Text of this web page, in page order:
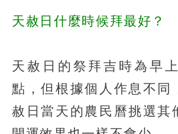
天赦日什麼時候拜最好？
天赦日的祭拜吉時為早
點，但根據個人作息不同
赦日當天的農民曆挑選其